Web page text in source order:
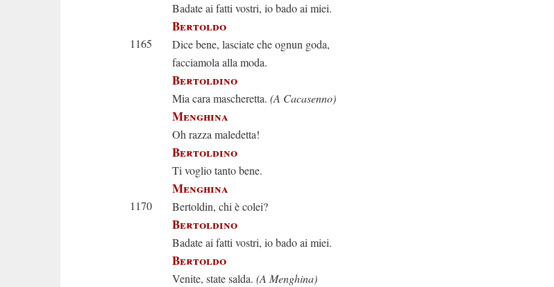
Badate ai fatti vostri, io bado ai miei.
Bertoldo
1165
Dice bene, lasciate che ognun goda,
facciamola alla moda.
Bertoldino
Mia cara mascheretta. (A Cacasenno)
Menghina
Oh razza maledetta!
Bertoldino
Ti voglio tanto bene.
Menghina
1170 Bertoldin, chi è colei?
Bertoldino
Badate ai fatti vostri, io bado ai miei.
Bertoldo
Venite, state salda. (A Menghina)